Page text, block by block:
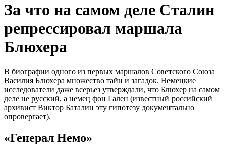
За что на самом деле Сталин
репрессировал маршала
Блюхера
В биографии одного из первых маршалов Советского Союза
Василия Блюхера множество тайн и загадок. Немецкие
исследователи даже всерьез утверждали, что Блюхер на самом
деле не русский, а немец фон Гален (известный российский
архивист Виктор Баталин эту гипотезу документально
опровергает).
«Генерал Немо»